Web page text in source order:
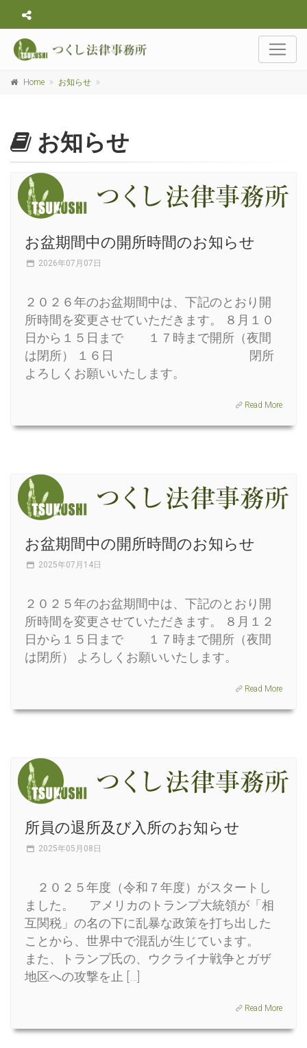
Home お知らせ
お知らせ
お盆期間中の開所時間のお知らせ
2026年07月07日
２０２６年のお盆期間中は、下記のとおり開
所時間を変更させていただきます。 ８月１０
日から１５日まで １７時まで開所（夜間
は閉所） １６日 閉所
よろしくお願いいたします。
Read More
お盆期間中の開所時間のお知らせ
2025年07月14日
２０２５年のお盆期間中は、下記のとおり開
所時間を変更させていただきます。 ８月１２
日から１５日まで １７時まで開所（夜間
は閉所） よろしくお願いいたします。
Read More
所員の退所及び入所のお知らせ
2025年05月08日
２０２５年度（令和７年度）がスタートし
ました。 アメリカのトランプ大統領が「相
互関税」の名の下に乱暴な政策を打ち出した
ことから、世界中で混乱が生じています。
また、トランプ氏の、ウクライナ戦争とガザ
地区への攻撃を止 […]
Read More